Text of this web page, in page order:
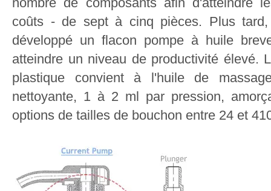
coûts - de sept à cinq pièces. Plus
développé un flacon pompe à huile
atteindre un niveau de productivité élevé.
plastique convient à l'huile de
nettoyante, 1 à 2 ml par pression,
options de tailles de bouchon entre 24 et